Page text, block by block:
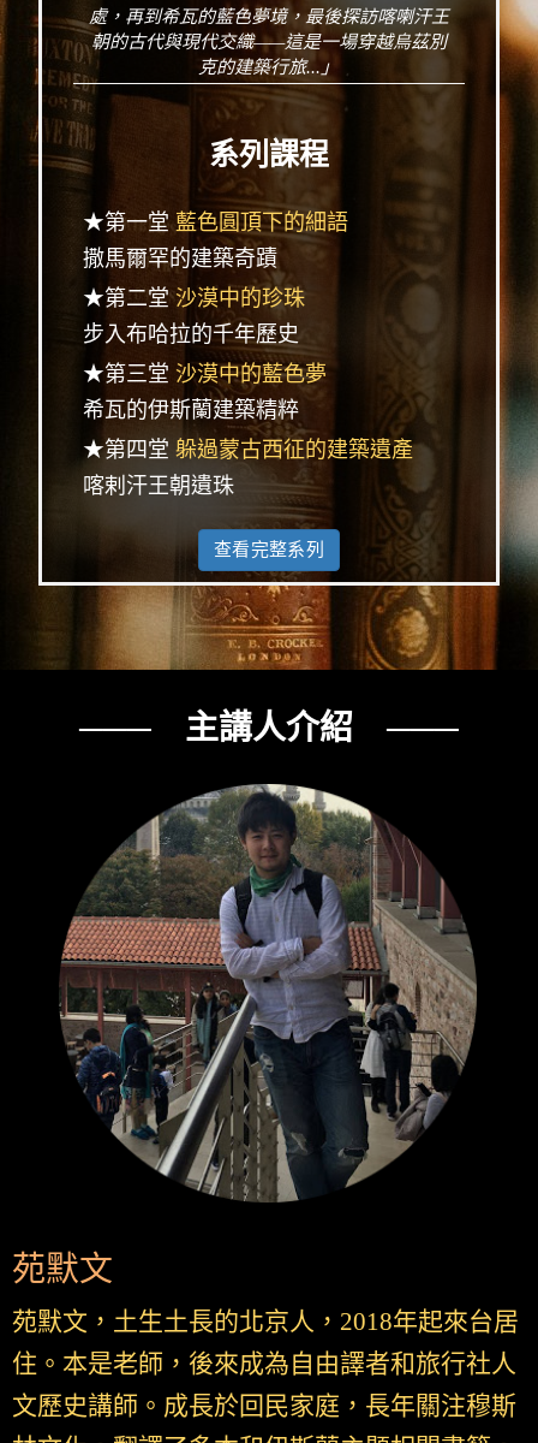
處，再到希瓦的藍色夢境，最後探訪喀喇汗王
朝的古代與現代交織——這是一場穿越烏茲別
克的建築行旅...」
系列課程
★第一堂藍色圓頂下的細語
撒馬爾罕的建築奇蹟
★第二堂沙漠中的珍珠
步入布哈拉的千年歷史
★第三堂 沙漠中的藍色夢
希瓦的伊斯蘭建築精粹
★第四堂 躲過蒙古西征的建築遺產
喀剌汗王朝遺珠
查看完整系列
─── 主講人介紹 ───
苑默文
苑默文，土生土長的北京人，2018年起來台居
住。本是老師，後來成為自由譯者和旅行社人
文歷史講師。成長於回民家庭，長年關注穆斯